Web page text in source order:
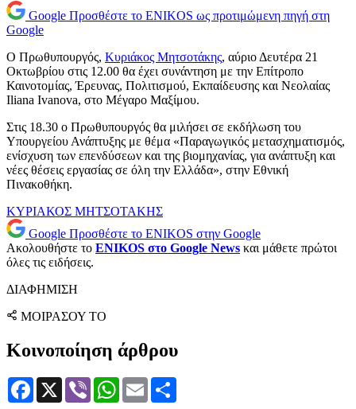
Google Προσθέστε το ENIKOS ως προτιμώμενη πηγή στη
Google
O Πρωθυπουργός, Κυριάκος Μητσοτάκης, αύριο Δευτέρα 21
Οκτωβρίου στις 12.00 θα έχει συνάντηση με την Επίτροπο
Καινοτομίας, Έρευνας, Πολιτισμού, Εκπαίδευσης και Νεολαίας
Iliana Ivanova, στο Μέγαρο Μαξίμου.
Στις 18.30 ο Πρωθυπουργός θα μιλήσει σε εκδήλωση του
Υπουργείου Ανάπτυξης με θέμα «Παραγωγικός μετασχηματισμός,
ενίσχυση των επενδύσεων και της βιομηχανίας, για ανάπτυξη και
νέες θέσεις εργασίας σε όλη την Ελλάδα», στην Εθνική
Πινακοθήκη.
ΚΥΡΙΑΚΟΣ ΜΗΤΣΟΤΑΚΗΣ
Google Προσθέστε το ENIKOS στην Google
Ακολουθήστε το ENIKOS στο Google News και μάθετε πρώτοι
όλες τις ειδήσεις.
ΔΙΑΦΗΜΙΣΗ
ΜΟΙΡΑΣΟΥ ΤΟ
Κοινοποίηση άρθρου
Facebook
X Viber WhatsApp
Email